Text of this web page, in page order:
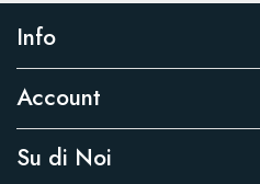
Info
Account
Su di Noi